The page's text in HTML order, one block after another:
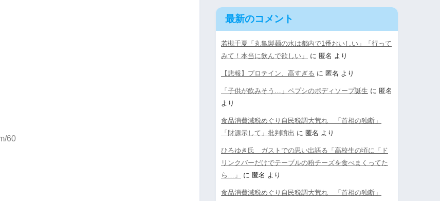
60
最新のコメント
若槻千夏「丸亀製麺の水は都内で1番おいしい」「行って
みて！本当に飲んで欲しい」
に 匿名 より
【悲報】プロテイン、高すぎる に 匿名 より
「子供が飲みそう…」ペプシのボディソープ誕生 に 匿名
より
食品消費減税めぐり自民税調大荒れ 「首相の独断」
「財源示して」批判噴出 に 匿名 より
ひろゆき氏 ガストでの思い出語る「高校生の頃に「ド
リンクバーだけでテーブルの粉チーズを食べまくってた
ら…」
に 匿名 より
食品消費減税めぐり自民税調大荒れ 「首相の独断」